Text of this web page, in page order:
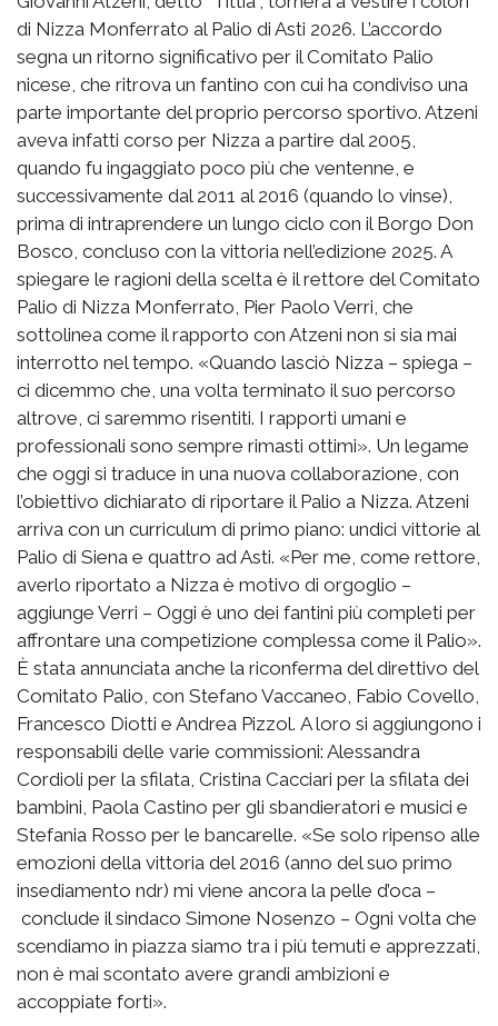
di Nizza Monferrato al Palio di Asti 2026. L’accordo
segna un ritorno significativo per il Comitato Palio
nicese, che ritrova un fantino con cui ha condiviso una
parte importante del proprio percorso sportivo. Atzeni
aveva infatti corso per Nizza a partire dal 2005,
quando fu ingaggiato poco più che ventenne, e
successivamente dal 2011 al 2016 (quando lo vinse),
prima di intraprendere un lungo ciclo con il Borgo Don
Bosco, concluso con la vittoria nell’edizione 2025. A
spiegare le ragioni della scelta è il rettore del Comitato
Palio di Nizza Monferrato, Pier Paolo Verri, che
sottolinea come il rapporto con Atzeni non si sia mai
interrotto nel tempo. «Quando lasciò Nizza – spiega –
ci dicemmo che, una volta terminato il suo percorso
altrove, ci saremmo risentiti. I rapporti umani e
professionali sono sempre rimasti ottimi». Un legame
che oggi si traduce in una nuova collaborazione, con
l’obiettivo dichiarato di riportare il Palio a Nizza. Atzeni
arriva con un curriculum di primo piano: undici vittorie al
Palio di Siena e quattro ad Asti. «Per me, come rettore,
averlo riportato a Nizza è motivo di orgoglio –
aggiunge Verri – Oggi è uno dei fantini più completi per
affrontare una competizione complessa come il Palio».
È stata annunciata anche la riconferma del direttivo del
Comitato Palio, con Stefano Vaccaneo, Fabio Covello,
Francesco Diotti e Andrea Pizzol. A loro si aggiungono i
responsabili delle varie commissioni: Alessandra
Cordioli per la sfilata, Cristina Cacciari per la sfilata dei
bambini, Paola Castino per gli sbandieratori e musici e
Stefania Rosso per le bancarelle. «Se solo ripenso alle
emozioni della vittoria del 2016 (anno del suo primo
insediamento ndr) mi viene ancora la pelle d’oca –
conclude il sindaco Simone Nosenzo – Ogni volta che
scendiamo in piazza siamo tra i più temuti e apprezzati,
non è mai scontato avere grandi ambizioni e
accoppiate forti».